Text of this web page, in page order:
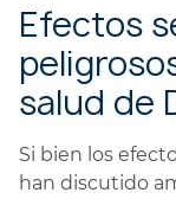
Efectos
salud de
Si bien los
han discutido